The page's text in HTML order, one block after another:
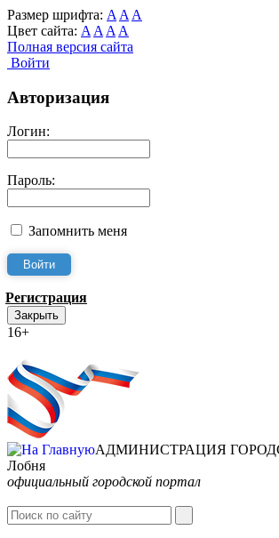
Размер шрифта: A A A
Цвет сайта: A A A A
Полная версия сайта
Войти
Авторизация
Логин:
Пароль:
Запомнить меня
Регистрация
Закрыть
16+
АДМИНИСТРАЦИЯ
Лобня
официальный городской портал